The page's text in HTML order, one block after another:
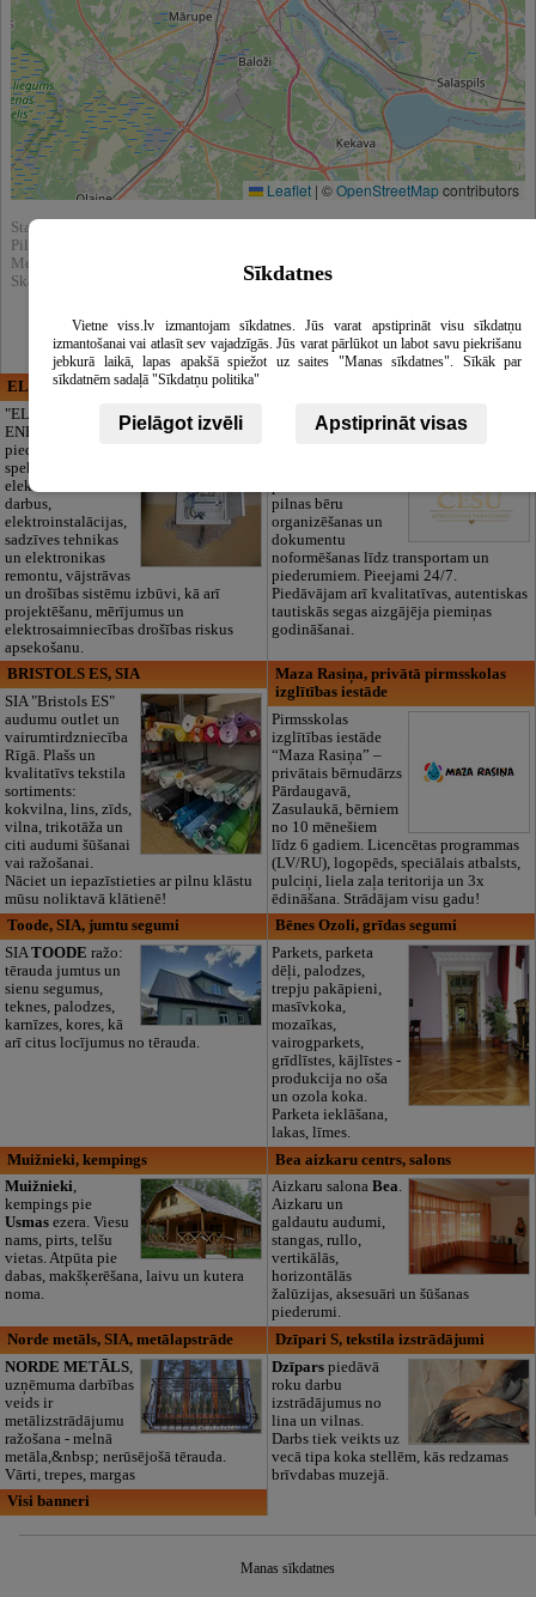
Leaflet | ©OpenStreetMapcontributors
Statistika:
Pilnībā apskatīts : 7810
Meklēšnas rezultātos parādīts : 81672
Skatīt arī katalogā :
Sadzīves tehnika
ELECTRIC ENERGY
"ELECTRIC
ENERGY Kandava"
piedāvā pilna
spektra
elektromontāžas
darbus,
elektroinstalācijas,
sadzīves tehnikas
un elektronikas
remontu, vājstrāvas
un drošības sistēmu izbūvi, kā arī
projektēšanu, mērījumus un
elektrosaimniecības drošības riskus
apsekošanu.
Cieņpilnas atvadas
pilnas bēru
organizēšanas un
dokumentu
noformēšanas līdz transportam un
piederumiem. Pieejami 24/7.
Piedāvājam arī kvalitatīvas, autentiskas
tautiskās segas aizgājēja piemiņas
godināšanai.
BRISTOLS ES, SIA
SIA "Bristols ES"
audumu outlet un
vairumtirdzniecība
Rīgā. Plašs un
kvalitatīvs tekstila
sortiments:
kokvilna, lins, zīds,
vilna, trikotāža un
citi audumi šūšanai
vai ražošanai.
Nāciet un iepazīstieties ar pilnu klāstu
mūsu noliktavā klātienē!
Maza Rasiņa, privātā pirmsskolas
izglītības iestāde
Pirmsskolas
izglītības iestāde
“Maza Rasiņa” –
privātais bērnudārzs
Pārdaugavā,
Zasulaukā, bērniem
no 10 mēnešiem
līdz 6 gadiem. Licencētas programmas
(LV/RU), logopēds, speciālais atbalsts,
pulciņi, liela zaļa teritorija un 3x
ēdināšana. Strādājam visu gadu!
Toode, SIA, jumtu segumi
SIATOODE ražo:
tērauda jumtus un
sienu segumus,
teknes, palodzes,
karnīzes, kores, kā
arī citus locījumus no tērauda.
Bēnes Ozoli, grīdas segumi
Parkets, parketa
dēļi, palodzes,
trepju pakāpieni,
masīvkoka,
mozaīkas,
vairogparkets,
grīdlīstes, kājlīstes -
produkcija no oša
un ozola koka.
Parketa ieklāšana,
lakas, līmes.
Muižnieki, kempings
Muižnieki,
kempings pie
Usmasezera. Viesu
nams, pirts, telšu
vietas. Atpūta pie
dabas, makšķerēšana, laivu un kutera
noma.
Bea aizkaru centrs, salons
Aizkaru salonaBea.
Aizkaru un
galdautu audumi,
stangas, rullo,
vertikālās,
horizontālās
žalūzijas, aksesuāri un šūšanas
piederumi.
Norde metāls, SIA, metālapstrāde
NORDE METĀLS,
uzņēmuma darbības
veids ir
metālizstrādājumu
ražošana - melnā
metāla,&nbsp; nerūsējošā tērauda.
Vārti, trepes, margas
Dzīpari S, tekstila izstrādājumi
Dzīpars piedāvā
roku darbu
izstrādājumus no
lina un vilnas.
Darbs tiek veikts uz
vecā tipa koka stellēm, kās redzamas
brīvdabas muzejā.
Visi banneri
Sīkdatnes
Vietne viss.lv izmantojam sīkdatnes. Jūs varat apstiprināt visu sīkdatņu
izmantošanai vai atlasīt sev vajadzīgās. Jūs varat pārlūkot un labot savu piekrišanu
jebkurā laikā, lapas apakšā spiežot uz saites "Manas sīkdatnes". Sīkāk par
sīkdatnēm sadaļā "Sīkdatņu politika"
Pielāgot izvēli Apstiprināt visas
Manas sīkdatnes